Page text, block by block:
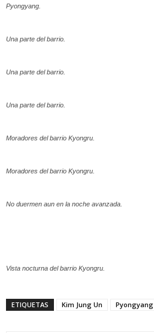
Pyongyang.
Una parte del barrio.
Una parte del barrio.
Una parte del barrio.
Moradores del barrio Kyongru.
Moradores del barrio Kyongru.
No duermen aun en la noche avanzada.
Vista nocturna del barrio Kyongru.
ETIQUETAS Kim Jung Un Pyongyang